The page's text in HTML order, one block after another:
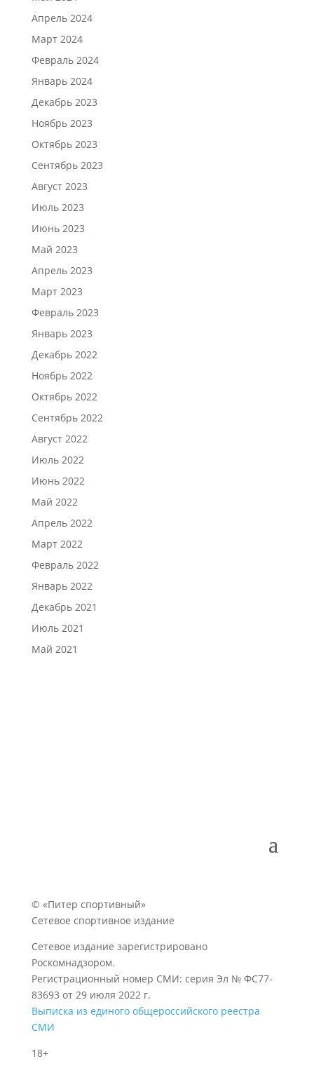
Апрель 2024
Март 2024
Февраль 2024
Январь 2024
Декабрь 2023
Ноябрь 2023
Октябрь 2023
Сентябрь 2023
Август 2023
Июль 2023
Июнь 2023
Май 2023
Апрель 2023
Март 2023
Февраль 2023
Январь 2023
Декабрь 2022
Ноябрь 2022
Октябрь 2022
Сентябрь 2022
Август 2022
Июль 2022
Июнь 2022
Май 2022
Апрель 2022
Март 2022
Февраль 2022
Январь 2022
Декабрь 2021
Июль 2021
Май 2021
© «Питер спортивный»
Сетевое спортивное издание
Сетевое издание зарегистрировано
Роскомнадзором.
Регистрационный номер СМИ: серия Эл № ФС77-
83693 от 29 июля 2022 г.
Выписка из единого общероссийского реестра
СМИ
18+